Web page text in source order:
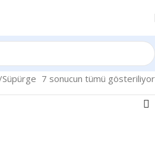
Süpürge 7 sonucun tümü gösteriliyor